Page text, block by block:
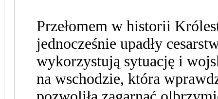
Przełomem w historii
jednocześnie upadły
wykorzystują sytuację i
na wschodzie, która